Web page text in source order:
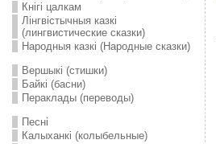
Кнігі цалкам
Лінгвістычныя казкі
(лингвистические сказки)
Народныя казкі (Народные сказки)
Вершыкі (стишки)
Байкі (басни)
Пераклады (переводы)
Песні
Калыханкі (колыбельные)